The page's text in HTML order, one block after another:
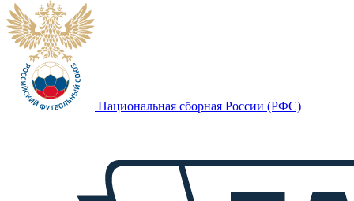
Национальная сборная России (РФС)